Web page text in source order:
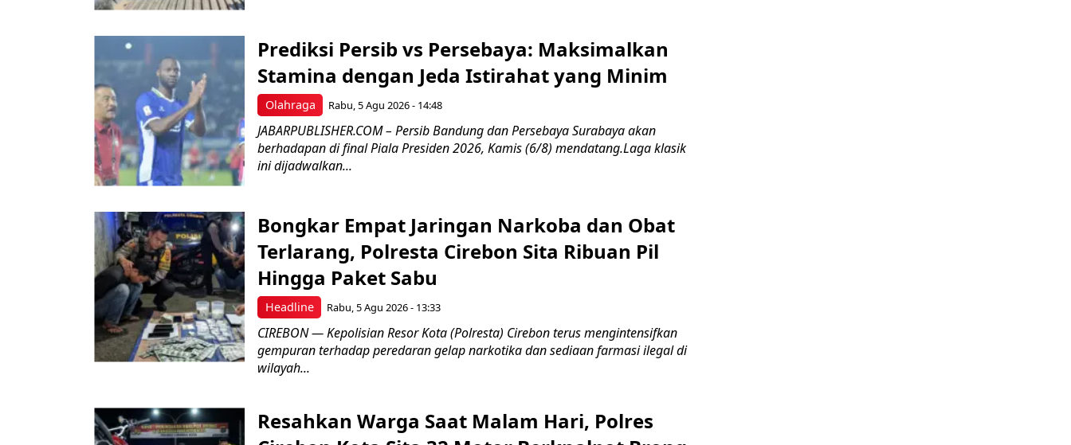
Olahraga
Prediksi Persib vs Persebaya: Maksimalkan
Stamina dengan Jeda Istirahat yang Minim
Rabu, 5 Agu 2026 - 14:48
JABARPUBLISHER.COM – Persib Bandung dan Persebaya Surabaya akan
berhadapan di final Piala Presiden 2026, Kamis (6/8) mendatang.Laga klasik
ini dijadwalkan...
Headline
Bongkar Empat Jaringan Narkoba dan Obat
Terlarang, Polresta Cirebon Sita Ribuan Pil
Hingga Paket Sabu
Rabu, 5 Agu 2026 - 13:33
​CIREBON — Kepolisian Resor Kota (Polresta) Cirebon terus mengintensifkan
gempuran terhadap peredaran gelap narkotika dan sediaan farmasi ilegal di
wilayah...
Resahkan Warga Saat Malam Hari, Polres